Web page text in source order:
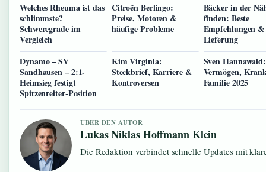
Welches Rheuma ist das
schlimmste?
Schweregrade im
Vergleich
Citroën Berlingo:
Preise, Motoren &
häufige Probleme
Bäcker in der
finden: Beste
Empfehlungen &
Lieferung
Dynamo – SV
Sandhausen – 2:1-
Heimsieg festigt
Spitzenreiter-Position
Kim Virginia:
Steckbrief, Karriere &
Kontroversen
Sven Hannawald:
Vermögen,
Familie 2025
UBER DEN AUTOR
Lukas Niklas Hoffmann Klein
Die Redaktion verbindet schnelle Updates mit